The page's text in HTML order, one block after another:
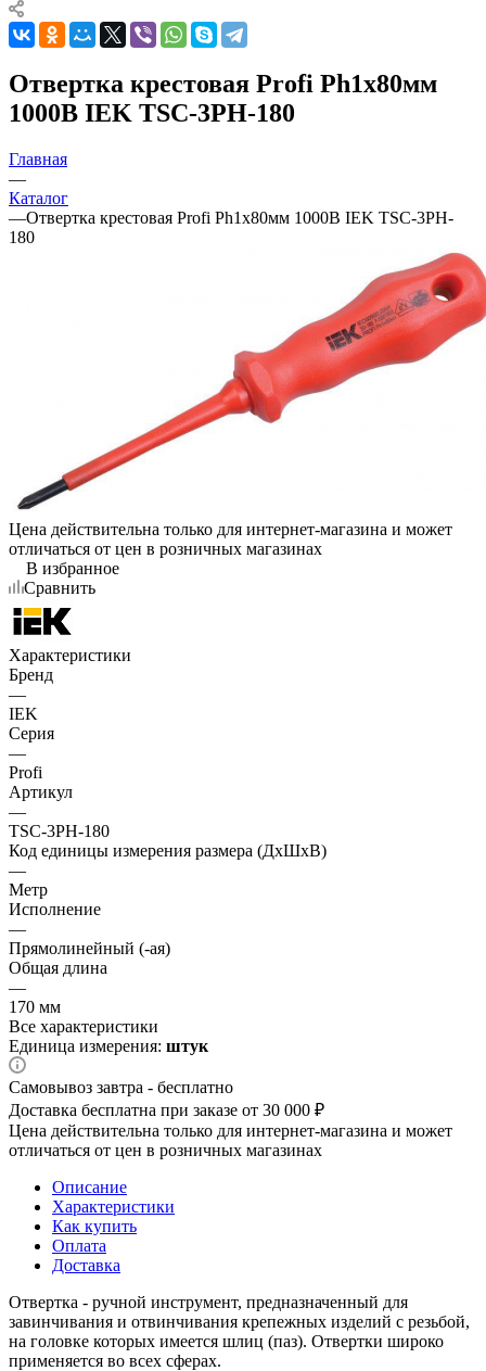
Отвертка крестовая Profi Ph1х80мм
1000В IEK TSC-3PH-180
Главная
—
Каталог
—Отвертка крестовая Profi Ph1х80мм 1000В IEK TSC-3PH-
180
Цена действительна только для интернет-магазина и может
отличаться от цен в розничных магазинах
В избранное
Сравнить
Характеристики
Бренд
—
IEK
Серия
—
Profi
Артикул
—
TSC-3PH-180
Код единицы измерения размера (ДхШхВ)
—
Метр
Исполнение
—
Прямолинейный (-ая)
Общая длина
—
170 мм
Все характеристики
Единица измерения: штук
Самовывоз завтра - бесплатно
Доставка бесплатна при заказе от 30 000 ₽
Цена действительна только для интернет-магазина и может
отличаться от цен в розничных магазинах
Описание
Характеристики
Как купить
Оплата
Доставка
Отвертка - ручной инструмент, предназначенный для
завинчивания и отвинчивания крепежных изделий с резьбой,
на головке которых имеется шлиц (паз). Отвертки широко
применяется во всех сферах.